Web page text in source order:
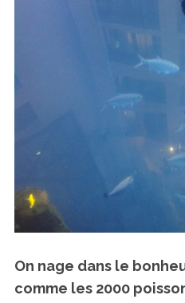
On nage dans le
comme les 2000